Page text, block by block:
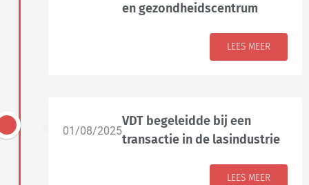
en gezondheidscentrum
LEES MEER
01/08/2025
VDT begeleidde bij een
transactie in de lasindustrie
LEES MEER